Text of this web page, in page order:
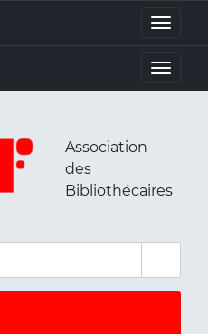
Toggle
Toggle
Association
des
Bibliothécaires